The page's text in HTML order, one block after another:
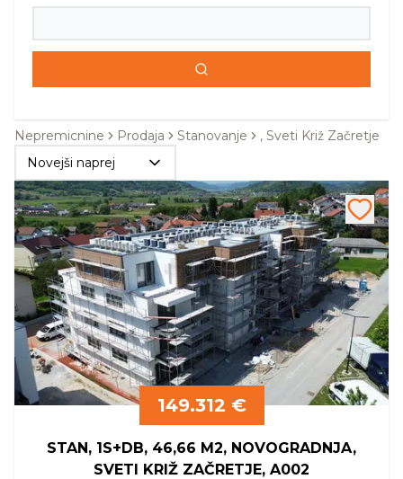
Nepremicnine Prodaja Stanovanje
, Sveti Križ Začretje
Novejši naprej
149.312 €
STAN, 1S+DB, 46,66 M2, NOVOGRADNJA,
SVETI KRIŽ ZAČRETJE, A002